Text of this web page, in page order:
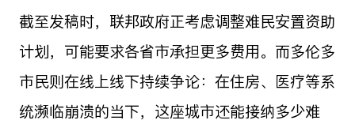
截至发稿时，联邦政府正考虑调整难民安置资助
计划，可能要求各省市承担更多费用。而多伦多
市民则在线上线下持续争论：在住房、医疗等系
统濒临崩溃的当下，这座城市还能接纳多少难